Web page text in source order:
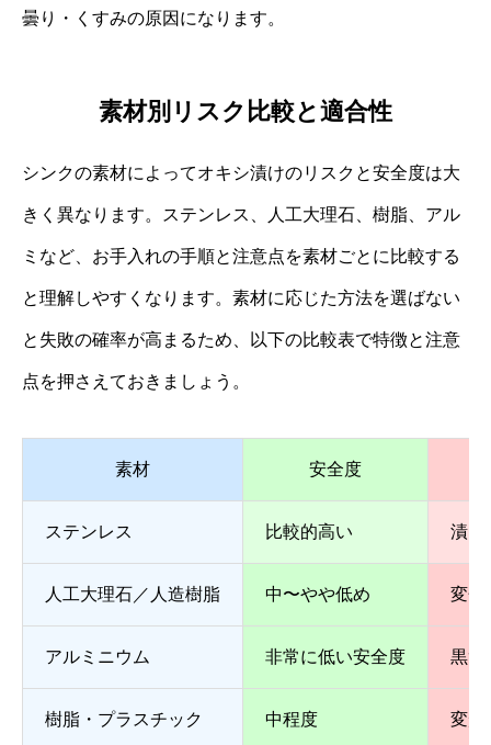
曇り・くすみの原因になります。
素材別リスク比較と適合性
シンクの素材によってオキシ漬けのリスクと安全度は大
きく異なります。ステンレス、人工大理石、樹脂、アル
ミなど、お手入れの手順と注意点を素材ごとに比較する
と理解しやすくなります。素材に応じた方法を選ばない
と失敗の確率が高まるため、以下の比較表で特徴と注意
点を押さえておきましょう。
素材 安全度
ステンレス 比較的高い 漬け
人工大理石／人造樹脂 中〜やや低め 変色
アルミニウム 非常に低い安全度 黒ず
樹脂・プラスチック 中程度 変形